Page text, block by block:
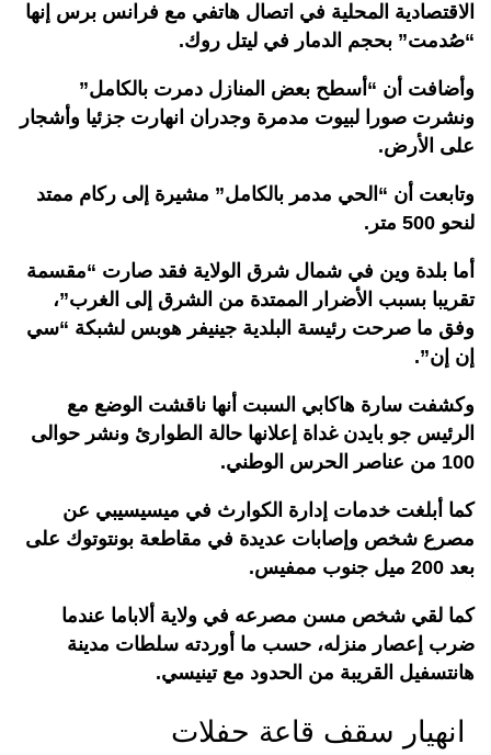
الاقتصادية المحلية في اتصال هاتفي مع فرانس برس إنها
“صُدمت” بحجم الدمار في ليتل روك.
وأضافت أن “أسطح بعض المنازل دمرت بالكامل”
ونشرت صورا لبيوت مدمرة وجدران انهارت جزئيا وأشجار
على الأرض.
وتابعت أن “الحي مدمر بالكامل” مشيرة إلى ركام ممتد
لنحو 500 متر.
أما بلدة وين في شمال شرق الولاية فقد صارت “مقسمة
تقريبا بسبب الأضرار الممتدة من الشرق إلى الغرب”،
وفق ما صرحت رئيسة البلدية جينيفر هوبس لشبكة “سي
إن إن”.
وكشفت سارة هاكابي السبت أنها ناقشت الوضع مع
الرئيس جو بايدن غداة إعلانها حالة الطوارئ ونشر حوالى
100 من عناصر الحرس الوطني.
كما أبلغت خدمات إدارة الكوارث في ميسيسيبي عن
مصرع شخص وإصابات عديدة في مقاطعة بونتوتوك على
بعد 200 ميل جنوب ممفيس.
كما لقي شخص مسن مصرعه في ولاية ألاباما عندما
ضرب إعصار منزله، حسب ما أوردته سلطات مدينة
هانتسفيل القريبة من الحدود مع تينيسي.
انهيار سقف قاعة حفلات